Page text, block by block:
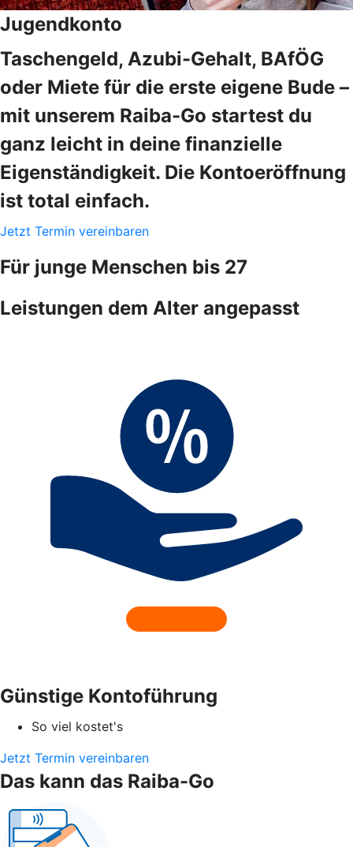
Jugendkonto
Taschengeld, Azubi-Gehalt, BAfÖG
oder Miete für die erste eigene Bude –
mit unserem Raiba-Go startest du
ganz leicht in deine finanzielle
Eigenständigkeit. Die Kontoeröffnung
ist total einfach.
Jetzt Termin vereinbaren
Für junge Menschen bis 27
Leistungen dem Alter angepasst
Günstige Kontoführung
So viel kostet's
Jetzt Termin vereinbaren
Das kann das Raiba-Go